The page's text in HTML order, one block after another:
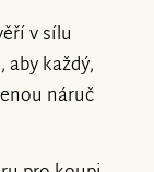
za
v sílu
každý,
náruč